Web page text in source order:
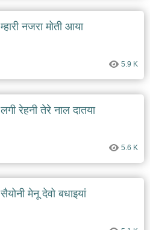
म्हारी नजरा मोती आया
5.9 K
लगी रेहनी तेरे नाल दातया
5.6 K
सैयोनी मेनू देवो बधाइयां